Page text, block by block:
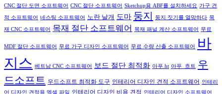
CNC 절단 도면 소프트웨어 CNC 절단 소프트웨어 Sketchup용 ABF를 설치하세요 가구 견
적 소프트웨어 네스팅 소프트웨어 노란 날개 도마 둥지 둥지 짓기를 열망하다 목
재 CNC 소프트웨어 목재 절단 소프트웨어 목재 패널 계산 소프트웨어 무료
MDF 절단 소프트웨어 무료 가구 디자인 소프트웨어 무료 수량 산출 소프트웨어
바
지스 베트남 CNC 소프트웨어 보드 절단 최적화 아푸 ht 아푸_흐트
우
드소프트
우드소프트 최적화 도구 인테리어 디자인 견적 소프트웨어 인테리
어 디자인 견적용 엑셀 파일 인테리어 디자인 비용 견적
인테리어 디자인 소프트웨어